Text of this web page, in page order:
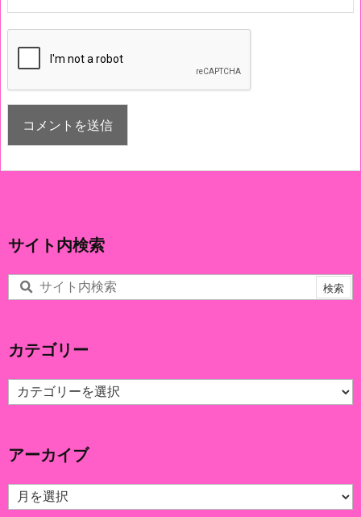
サイト内検索
カテゴリー
カ
テ
ー
アーカイブ
ア
ー